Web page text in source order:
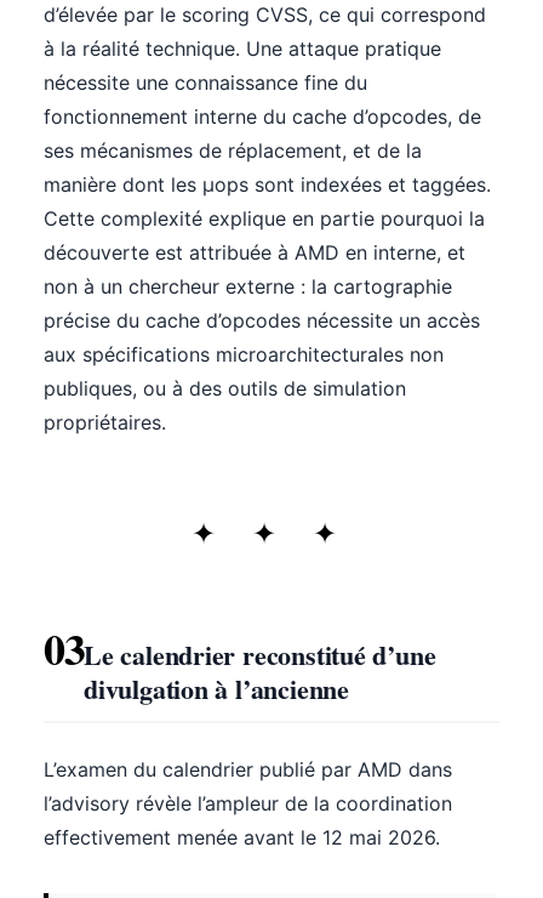
d’élevée par le scoring CVSS, ce qui correspond
à la réalité technique. Une attaque pratique
nécessite une connaissance fine du
fonctionnement interne du cache d’opcodes, de
ses mécanismes de réplacement, et de la
manière dont les µops sont indexées et taggées.
Cette complexité explique en partie pourquoi la
découverte est attribuée à AMD en interne, et
non à un chercheur externe : la cartographie
précise du cache d’opcodes nécessite un accès
aux spécifications microarchitecturales non
publiques, ou à des outils de simulation
propriétaires.
03Le calendrier reconstitué d’une
divulgation à l’ancienne
L’examen du calendrier publié par AMD dans
l’advisory révèle l’ampleur de la coordination
effectivement menée avant le 12 mai 2026.